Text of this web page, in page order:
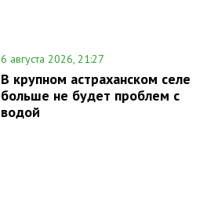
6 августа 2026, 21:27
В крупном астраханском селе
больше не будет проблем с
водой